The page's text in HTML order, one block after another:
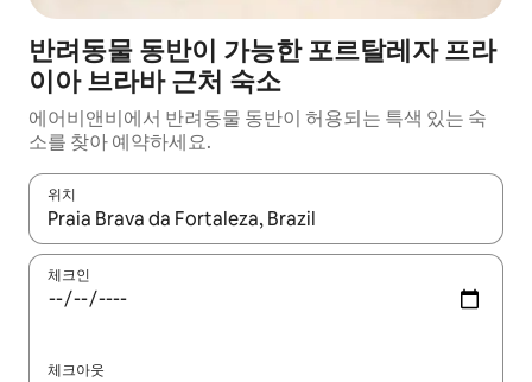
반려동물 동반이 가능한 포르탈레자 프라
이아 브라바 근처 숙소
에어비앤비에서 반려동물 동반이 허용되는 특색 있는 숙
소를 찾아 예약하세요.
위치
결과가 나오면 위·아래 화살표 키를 사용하거나 터치 또는 스와이
체크인
체크아웃